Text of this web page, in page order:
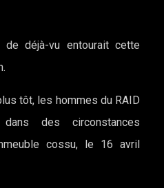
de déjà-vu entourait cette
tôt, les hommes du RAID
des circonstances
cossu, le 16 avril